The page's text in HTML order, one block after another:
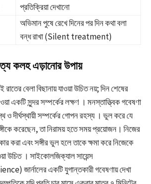
প্রতিক্রিয়া দেখানো
অভিমান পুষে রেখে দিনের পর দিন কথা বলা
বন্ধ রাখা (Silent treatment)
কলহ এড়ানোর উপায়
বেলা বিছানায় যাওয়া উচিত নয়; দিন শেষের
একটি সুন্দর সম্পর্কের লক্ষণ । মনস্তাত্ত্বিক গবেষণা
দীর্ঘস্থায়ী সম্পর্কের গোপন রহস্য । ভুল করে যে
করেছেন, তা নিরাময় হতে সময় প্রয়োজন। নিজের
করা এবং সঙ্গীর ভুল হলে তাকে ক্ষমা করে নিজেকে
উচিত । সাইকোলজিক্যাল সায়েন্স
জার্নালের একটি যুগান্তকারী গবেষণায় দেখা